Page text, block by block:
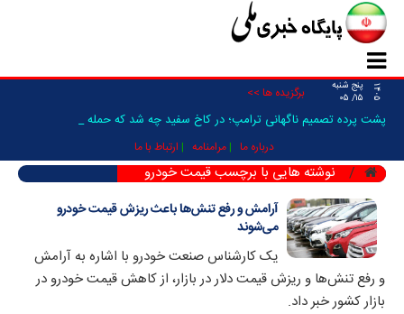
۱۴۰۵
پنج شنبه
۱۵/ ۰۵
برگزیده ها >>
پشت پرده تصمیم ناگهانی ترامپ؛ در کاخ سفید چه شد که حمله به ا _
درباره ما مرامنامه ارتباط با ما
نوشته هایی با برچسب قیمت خودرو
آرامش و رفع تنش‌ها باعث ریزش قیمت خودرو
می‌شوند
یک کارشناس صنعت خودرو با اشاره به آرامش
و رفع تنش‌ها و ریزش قیمت دلار در بازار، از کاهش قیمت خودرو در
بازار کشور خبر داد.